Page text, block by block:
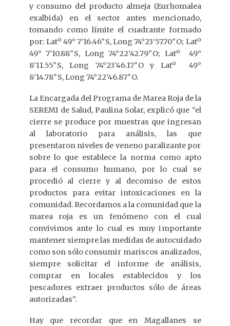
y consumo del producto almeja (Eurhomalea
exalbida) en el sector antes mencionado,
tomando como límite el cuadrante formado
por: Latº 49° 7’16.46″S, Long 74°23’57.70″O; Latº
49° 7’10.88″S, Long 74°22’42.79″O; Latº 49°
8’11.55″S, Long 74°23’46.17″O y Latº 49°
8’14.78″S, Long 74°22’46.87″O.
La Encargada del Programa de Marea Roja de la
SEREMI de Salud, Paulina Solar, explicó que “el
cierre se produce por muestras que ingresan
al laboratorio para análisis, las que
presentaron niveles de veneno paralizante por
sobre lo que establece la norma como apto
para el consumo humano, por lo cual se
procedió al cierre y al decomiso de estos
productos para evitar intoxicaciones en la
comunidad. Recordamos a la comunidad que la
marea roja es un fenómeno con el cual
convivimos ante lo cual es muy importante
mantener siempre las medidas de autocuidado
como son sólo consumir mariscos analizados,
siempre solicitar el informe de análisis,
comprar en locales establecidos y los
pescadores extraer productos sólo de áreas
autorizadas”.
Hay que recordar que en Magallanes se